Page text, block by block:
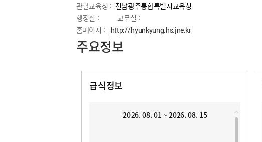
관할교육청 : 전남광주통합특별시교육청
행정실 :
교무실 :
홈페이지 :
http://hyunkyung.hs.jne.kr
주요정보
급식정보
2026. 08. 01 ~ 2026. 08. 15